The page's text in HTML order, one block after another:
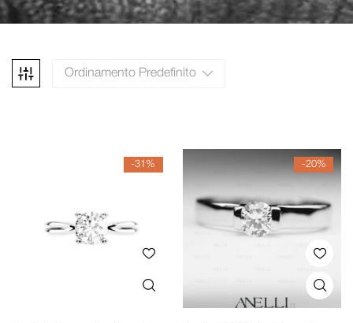
Ordinamento Predefinito
-31% -20%